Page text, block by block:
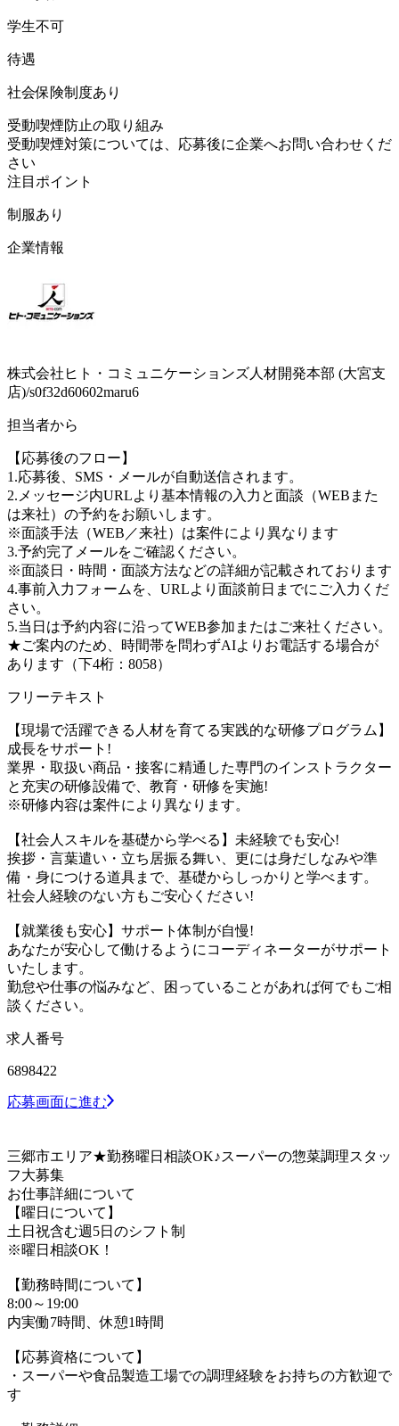
学生不可
待遇
社会保険制度あり
受動喫煙防止の取り組み
受動喫煙対策については、応募後に企業へお問い合わせくだ
さい
注目ポイント
制服あり
企業情報
株式会社ヒト・コミュニケーションズ人材開発本部 (大宮支
店)/s0f32d60602maru6
担当者から
【応募後のフロー】
1.応募後、SMS・メールが自動送信されます。
2.メッセージ内URLより基本情報の入力と面談（WEBまた
は来社）の予約をお願いします。
※面談手法（WEB／来社）は案件により異なります
3.予約完了メールをご確認ください。
※面談日・時間・面談方法などの詳細が記載されております
4.事前入力フォームを、URLより面談前日までにご入力くだ
さい。
5.当日は予約内容に沿ってWEB参加またはご来社ください。
★ご案内のため、時間帯を問わずAIよりお電話する場合が
あります（下4桁：8058）
フリーテキスト
【現場で活躍できる人材を育てる実践的な研修プログラム】
成長をサポート!
業界・取扱い商品・接客に精通した専門のインストラクター
と充実の研修設備で、教育・研修を実施!
※研修内容は案件により異なります。
【社会人スキルを基礎から学べる】未経験でも安心!
挨拶・言葉遣い・立ち居振る舞い、更には身だしなみや準
備・身につける道具まで、基礎からしっかりと学べます。
社会人経験のない方もご安心ください!
【就業後も安心】サポート体制が自慢!
あなたが安心して働けるようにコーディネーターがサポート
いたします。
勤怠や仕事の悩みなど、困っていることがあれば何でもご相
談ください。
求人番号
6898422
応募画面に進む
三郷市エリア★勤務曜日相談OK♪スーパーの惣菜調理スタッ
フ大募集
お仕事詳細について
【曜日について】
土日祝含む週5日のシフト制
※曜日相談OK！
【勤務時間について】
8:00～19:00
内実働7時間、休憩1時間
【応募資格について】
・スーパーや食品製造工場での調理経験をお持ちの方歓迎で
す